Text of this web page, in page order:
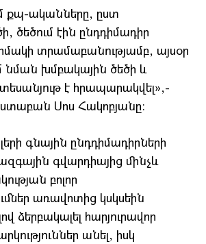
քպ-ականները, ըստ
ծեծում էին ընդդիմադիր
տրամաբանությամբ, այսօր
նման խմբակային ծեծի և
է հրապարակվել»,-
Սոս Հակոբյանը։
գնային ընդդիմադիրների
գվարդիայից մինչև
բոլոր
առավոտից կսկսեին
ձերբակալել հարյուրավոր
անել, իսկ